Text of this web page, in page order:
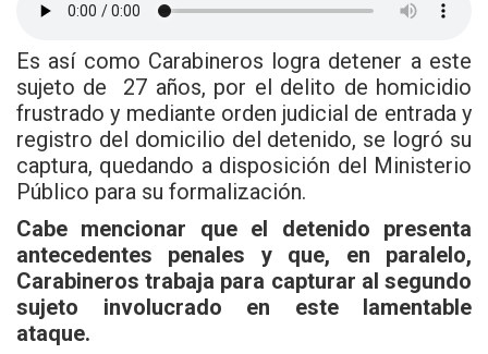
Es así como Carabineros logra detener a este
sujeto de 27 años, por el delito de homicidio
frustrado y mediante orden judicial de entrada y
registro del domicilio del detenido, se logró su
captura, quedando a disposición del Ministerio
Público para su formalización.
Cabe mencionar que el detenido presenta
antecedentes penales y que, en paralelo,
Carabineros trabaja para capturar al segundo
sujeto involucrado en este lamentable
ataque.